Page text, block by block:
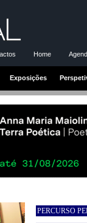
Home
Exposições
PERCURSO